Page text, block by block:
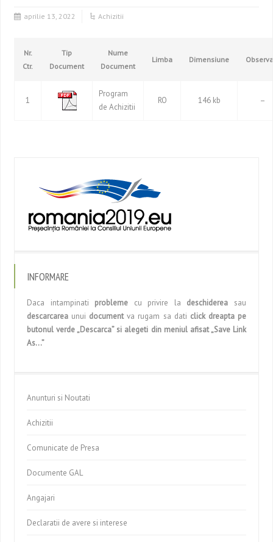
aprilie 13, 2022 Achizitii
Nr.
Ctr.
Tip
Document
Nume
Document
Limba Dimensiune
1
Program
de Achizitii
RO 146 kb –
INFORMARE
Daca intampinati probleme cu privire la deschiderea sau
descarcarea unui documentva rugam sa dati click dreapta pe
butonul verde „Descarca” si alegeti din meniul afisat „Save Link
As…”
Anunturi si Noutati
Achizitii
Comunicate de Presa
Documente GAL
Angajari
Declaratii de avere si interese